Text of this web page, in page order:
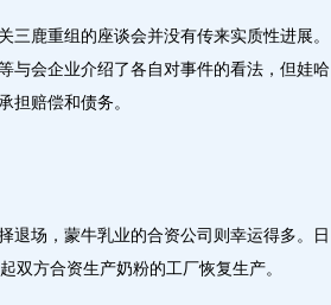
鹿重组的座谈会并没有传来实质性进展。
与会企业介绍了各自对事件的看法，但娃哈
担赔偿和债务。
场，蒙牛乳业的合资公司则幸运得多。日
双方合资生产奶粉的工厂恢复生产。